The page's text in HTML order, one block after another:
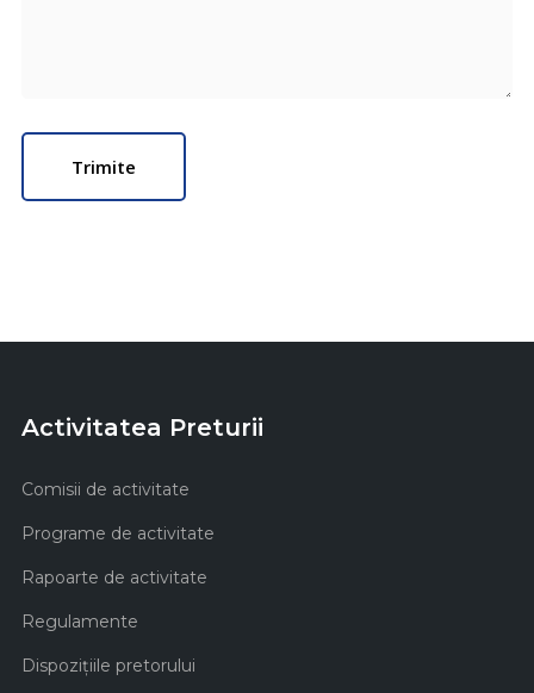
Activitatea Preturii
Comisii de activitate
Programe de activitate
Rapoarte de activitate
Regulamente
Dispozițiile pretorului